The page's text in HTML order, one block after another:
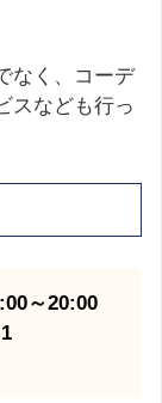
なく、コーデ
スなども行っ
～20:00